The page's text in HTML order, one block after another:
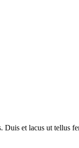
et lacus ut tellus